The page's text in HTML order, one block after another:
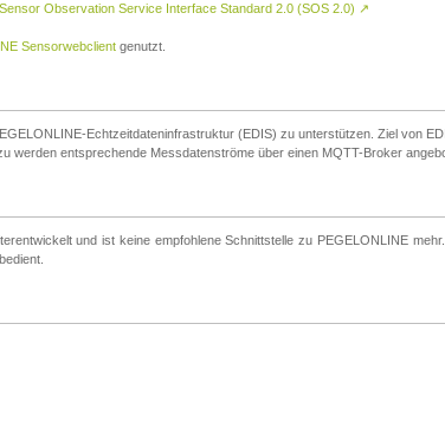
Observation Service Interface Standard 2.0 (SOS 2.0) ↗
Sensorwebclient genutzt.
Echtzeitdateninfrastruktur (EDIS) zu unterstützen. Ziel von
werden entsprechende Messdatenströme über einen MQTT-Broker
und ist keine empfohlene Schnittstelle zu PEGELONLINE